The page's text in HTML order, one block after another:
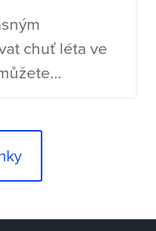
chuť léta ve